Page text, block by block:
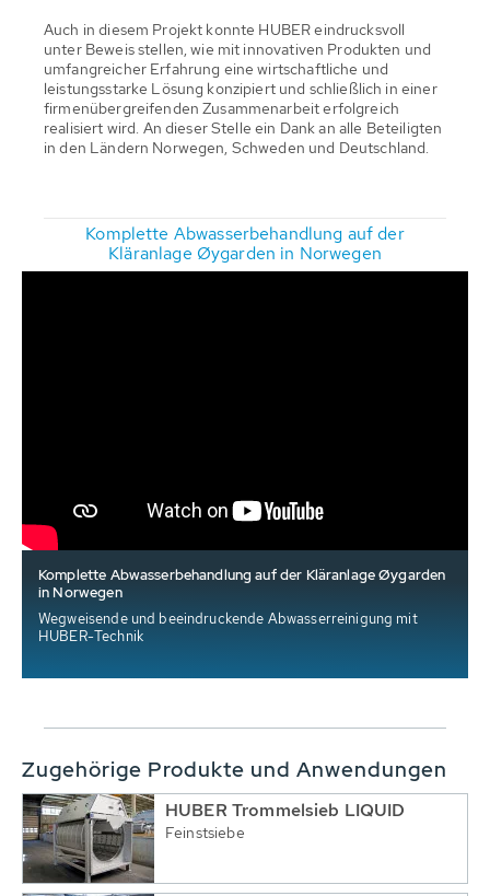
Auch in diesem Projekt konnte HUBER eindrucksvoll
unter Beweis stellen, wie mit innovativen Produkten und
umfangreicher Erfahrung eine wirtschaftliche und
leistungsstarke Lösung konzipiert und schließlich in einer
firmenübergreifenden Zusammenarbeit erfolgreich
realisiert wird. An dieser Stelle ein Dank an alle Beteiligten
in den Ländern Norwegen, Schweden und Deutschland.
Komplette Abwasserbehandlung auf der
Kläranlage Øygarden in Norwegen
Komplette Abwasserbehandlung auf der Kläranlage Øygarden
in Norwegen
Wegweisende und beeindruckende Abwasserreinigung mit
HUBER-Technik
Zugehörige Produkte und Anwendungen
HUBER Trommelsieb LIQUID
Feinstsiebe